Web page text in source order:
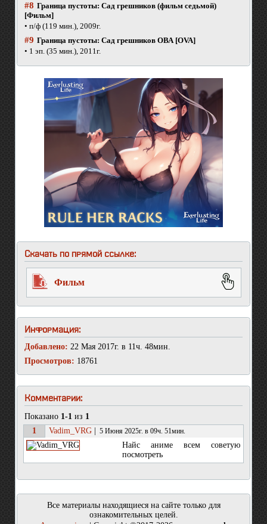
#8 Граница пустоты: Сад грешников (фильм седьмой)
[Фильм]
• п/ф (119 мин.), 2009г.
#9 Граница пустоты: Сад грешников ОВА [OVA]
• 1 эп. (35 мин.), 2011г.
Скачать по прямой ссылке:
Фильм
Информация:
Добавлено: 22 Мая 2017г. в 11ч. 48мин.
Просмотров: 18761
Комментарии:
Показано 1-1 из 1
1
Vadim_VRG 5 Июня 2025г. в 09ч. 51мин.
Найс аниме всем советую
посмотреть
Все материалы находящиеся на сайте только для
ознакомительных целей.